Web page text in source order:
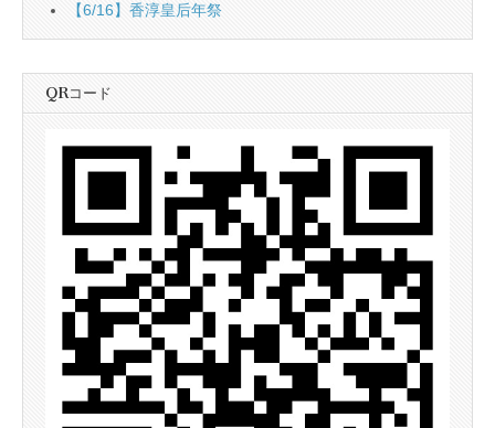
【6/16】香淳皇后年祭
QRコード